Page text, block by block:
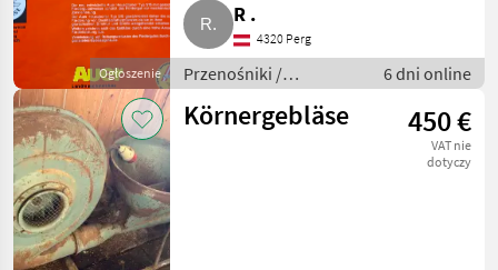
Ogłoszenie
R .
4320 Perg
Przenośniki /
Przenośniki dmuchawe
6 dni online
Körnergebläse 450 €
VAT nie
dotyczy